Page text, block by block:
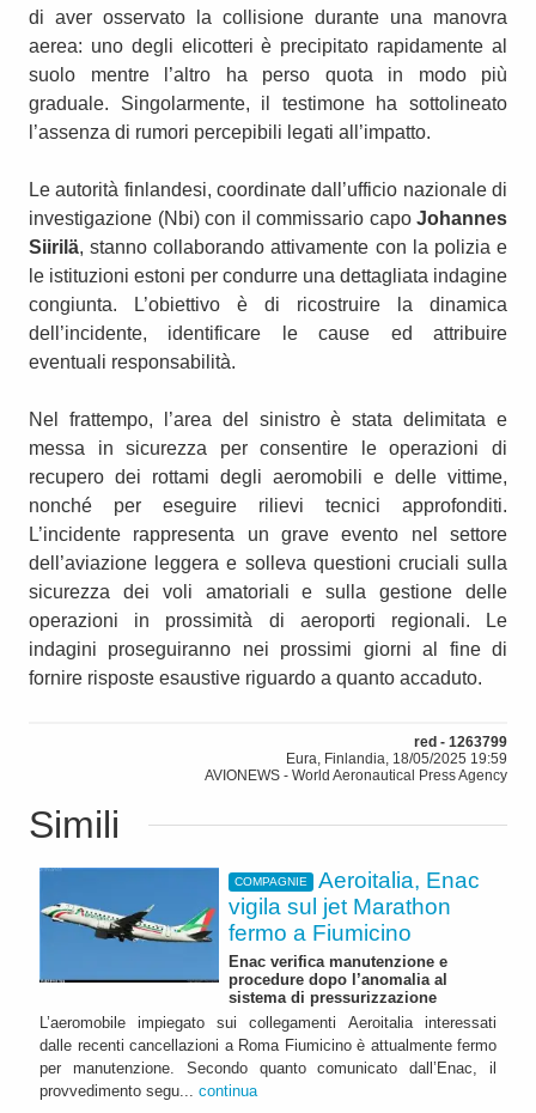
di aver osservato la collisione durante una manovra
aerea: uno degli elicotteri è precipitato rapidamente al
suolo mentre l’altro ha perso quota in modo più
graduale. Singolarmente, il testimone ha sottolineato
l’assenza di rumori percepibili legati all’impatto.
Le autorità finlandesi, coordinate dall’ufficio nazionale di
investigazione (Nbi) con il commissario capo Johannes
Siirilä, stanno collaborando attivamente con la polizia e
le istituzioni estoni per condurre una dettagliata indagine
congiunta. L’obiettivo è di ricostruire la dinamica
dell’incidente, identificare le cause ed attribuire
eventuali responsabilità.
Nel frattempo, l’area del sinistro è stata delimitata e
messa in sicurezza per consentire le operazioni di
recupero dei rottami degli aeromobili e delle vittime,
nonché per eseguire rilievi tecnici approfonditi.
L’incidente rappresenta un grave evento nel settore
dell’aviazione leggera e solleva questioni cruciali sulla
sicurezza dei voli amatoriali e sulla gestione delle
operazioni in prossimità di aeroporti regionali. Le
indagini proseguiranno nei prossimi giorni al fine di
fornire risposte esaustive riguardo a quanto accaduto.
red - 1263799
Eura, Finlandia, 18/05/2025 19:59
AVIONEWS - World Aeronautical Press Agency
Simili
COMPAGNIE
Aeroitalia, Enac
vigila sul jet Marathon
fermo a Fiumicino
Enac verifica manutenzione e
procedure dopo l’anomalia al
sistema di pressurizzazione
L’aeromobile impiegato sui collegamenti Aeroitalia interessati
dalle recenti cancellazioni a Roma Fiumicino è attualmente fermo
per manutenzione. Secondo quanto comunicato dall’Enac, il
provvedimento segu... continua